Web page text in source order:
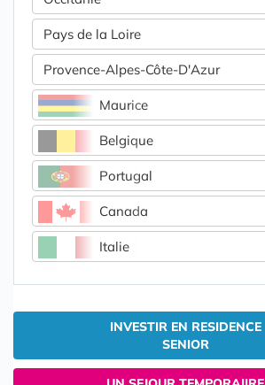
Pays de la Loire
Provence-Alpes-Côte-D'Azur
Maurice
Belgique
Portugal
Canada
Italie
INVESTIR EN RESIDENCE
SENIOR